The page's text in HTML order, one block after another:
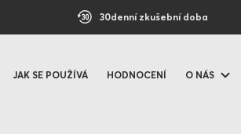
30denní zkušební doba
JAK SE POUŽÍVÁ HODNOCENÍ O NÁS